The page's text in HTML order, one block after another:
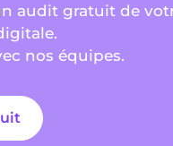
audit gratuit de
nos équipes.